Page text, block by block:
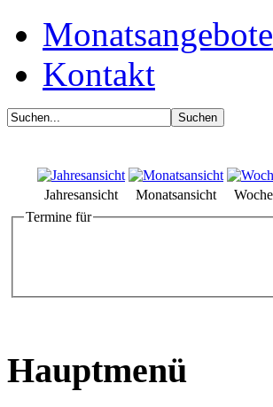
Monatsangebote
Kontakt
Jahresansicht Monatsansicht
Termine für
Hauptmenü